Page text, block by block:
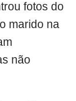
fotos do
marido na
não